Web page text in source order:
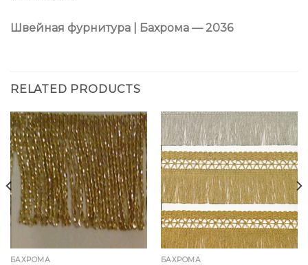
Швейная фурнитура | Бахрома — 2036
RELATED PRODUCTS
БАХРОМА БАХРОМА